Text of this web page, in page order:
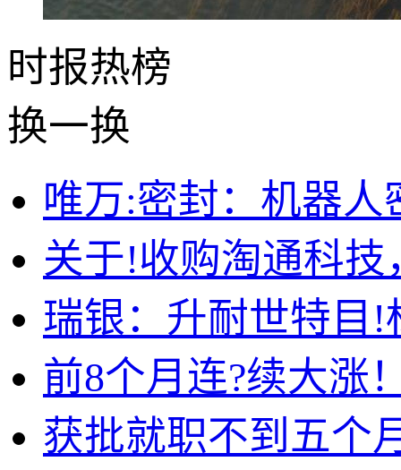
时报热榜
换一换
唯万:密封：机器
关于!收购淘通科
瑞银：升耐世特目!
前8个月连?续大涨
获批就职不到五个